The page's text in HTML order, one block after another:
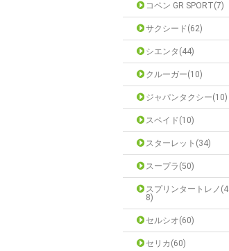
コペン GR SPORT(7)
サクシード(62)
シエンタ(44)
クルーガー(10)
ジャパンタクシー(10)
スペイド(10)
スターレット(34)
スープラ(50)
スプリンタートレノ(4
8)
セルシオ(60)
セリカ(60)